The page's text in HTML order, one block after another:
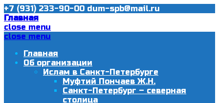
+7 (931) 233-90-00 dum-spb@mail.ru
Главная
close menu
close menu
Главная
Об организации
Ислам в Санкт-Петербурге
Муфтий Пончаев Ж.Н.
Санкт-Петербург – северная
столица